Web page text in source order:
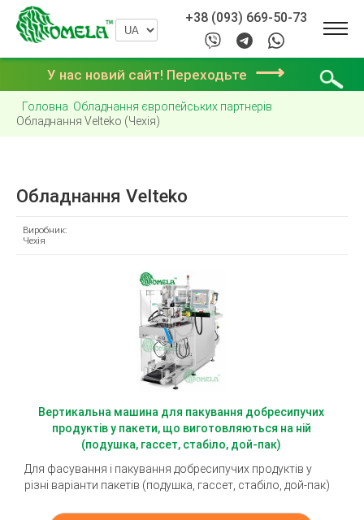
+38 (093) 669-50-73
У нас новий сайт! Переходьте ⟶
Головна Обладнання європейських партнерів
Обладнання Velteko (Чехія)
Обладнання Velteko
Виробник:
Чехія
Вертикальна машина для пакування добресипучих
продуктів у пакети, що виготовляються на ній
(подушка, гассет, стабіло, дой-пак)
Для фасування і пакування добресипучих продуктів у
різні варіанти пакетів (подушка, гассет, стабіло, дой-пак)